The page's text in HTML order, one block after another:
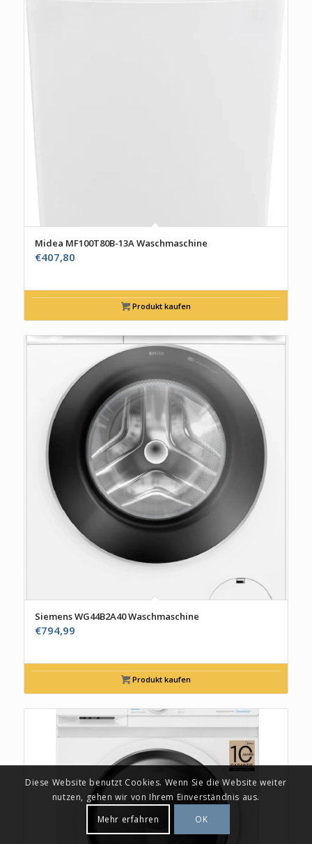
Midea MF100T80B-13A Waschmaschine
€407,80
Produkt kaufen
Siemens WG44B2A40 Waschmaschine
€794,99
Produkt kaufen
Diese Website benutzt Cookies. Wenn Sie die Website weiter
nutzen, gehen wir von Ihrem Einverständnis aus.
Mehr erfahren
OK